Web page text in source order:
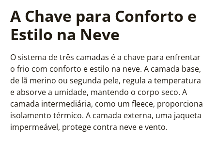
A Chave para Conforto e
Estilo na Neve
O sistema de três camadas é a chave para enfrentar
o frio com conforto e estilo na neve. A camada base,
de lã merino ou segunda pele, regula a temperatura
e absorve a umidade, mantendo o corpo seco. A
camada intermediária, como um fleece, proporciona
isolamento térmico. A camada externa, uma jaqueta
impermeável, protege contra neve e vento.